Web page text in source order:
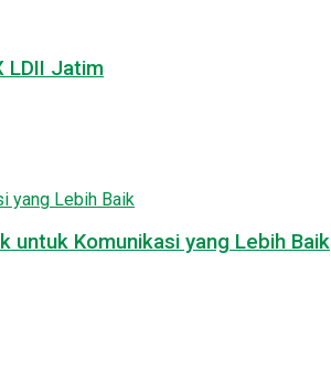
LDII Jatim
untuk Komunikasi yang Lebih Baik